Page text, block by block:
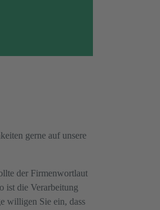
gerne auf unsere
der Firmenwortlaut
ist die Verarbeitung
willigen Sie ein, dass